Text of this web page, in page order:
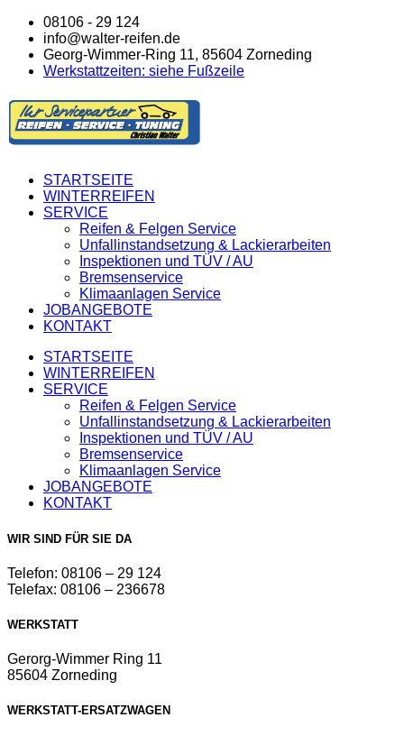
08106 - 29 124
info@walter-reifen.de
Georg-Wimmer-Ring 11, 85604 Zorneding
Werkstattzeiten: siehe Fußzeile
STARTSEITE
WINTERREIFEN
SERVICE
Reifen & Felgen Service
Unfallinstandsetzung & Lackierarbeiten
Inspektionen und TÜV / AU
Bremsenservice
Klimaanlagen Service
JOBANGEBOTE
KONTAKT
STARTSEITE
WINTERREIFEN
SERVICE
Reifen & Felgen Service
Unfallinstandsetzung & Lackierarbeiten
Inspektionen und TÜV / AU
Bremsenservice
Klimaanlagen Service
JOBANGEBOTE
KONTAKT
WIR SIND FÜR SIE DA
Telefon: 08106 – 29 124
Telefax: 08106 – 236678
WERKSTATT
Gerorg-Wimmer Ring 11
85604 Zorneding
WERKSTATT-ERSATZWAGEN